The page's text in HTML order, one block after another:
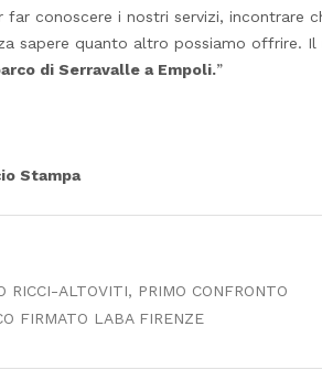
far conoscere i nostri servizi, incontrare
sapere quanto altro possiamo offrire.
di Serravalle a Empoli.”
Stampa
RICCI-ALTOVITI, PRIMO CONFRONTO
FIRMATO LABA FIRENZE